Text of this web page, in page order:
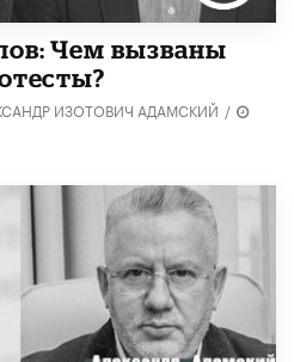
Чем вызваны
ИЗОТОВИЧ АДАМСКИЙ /